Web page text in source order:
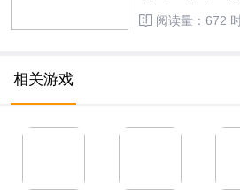
阅读量：672
相关游戏